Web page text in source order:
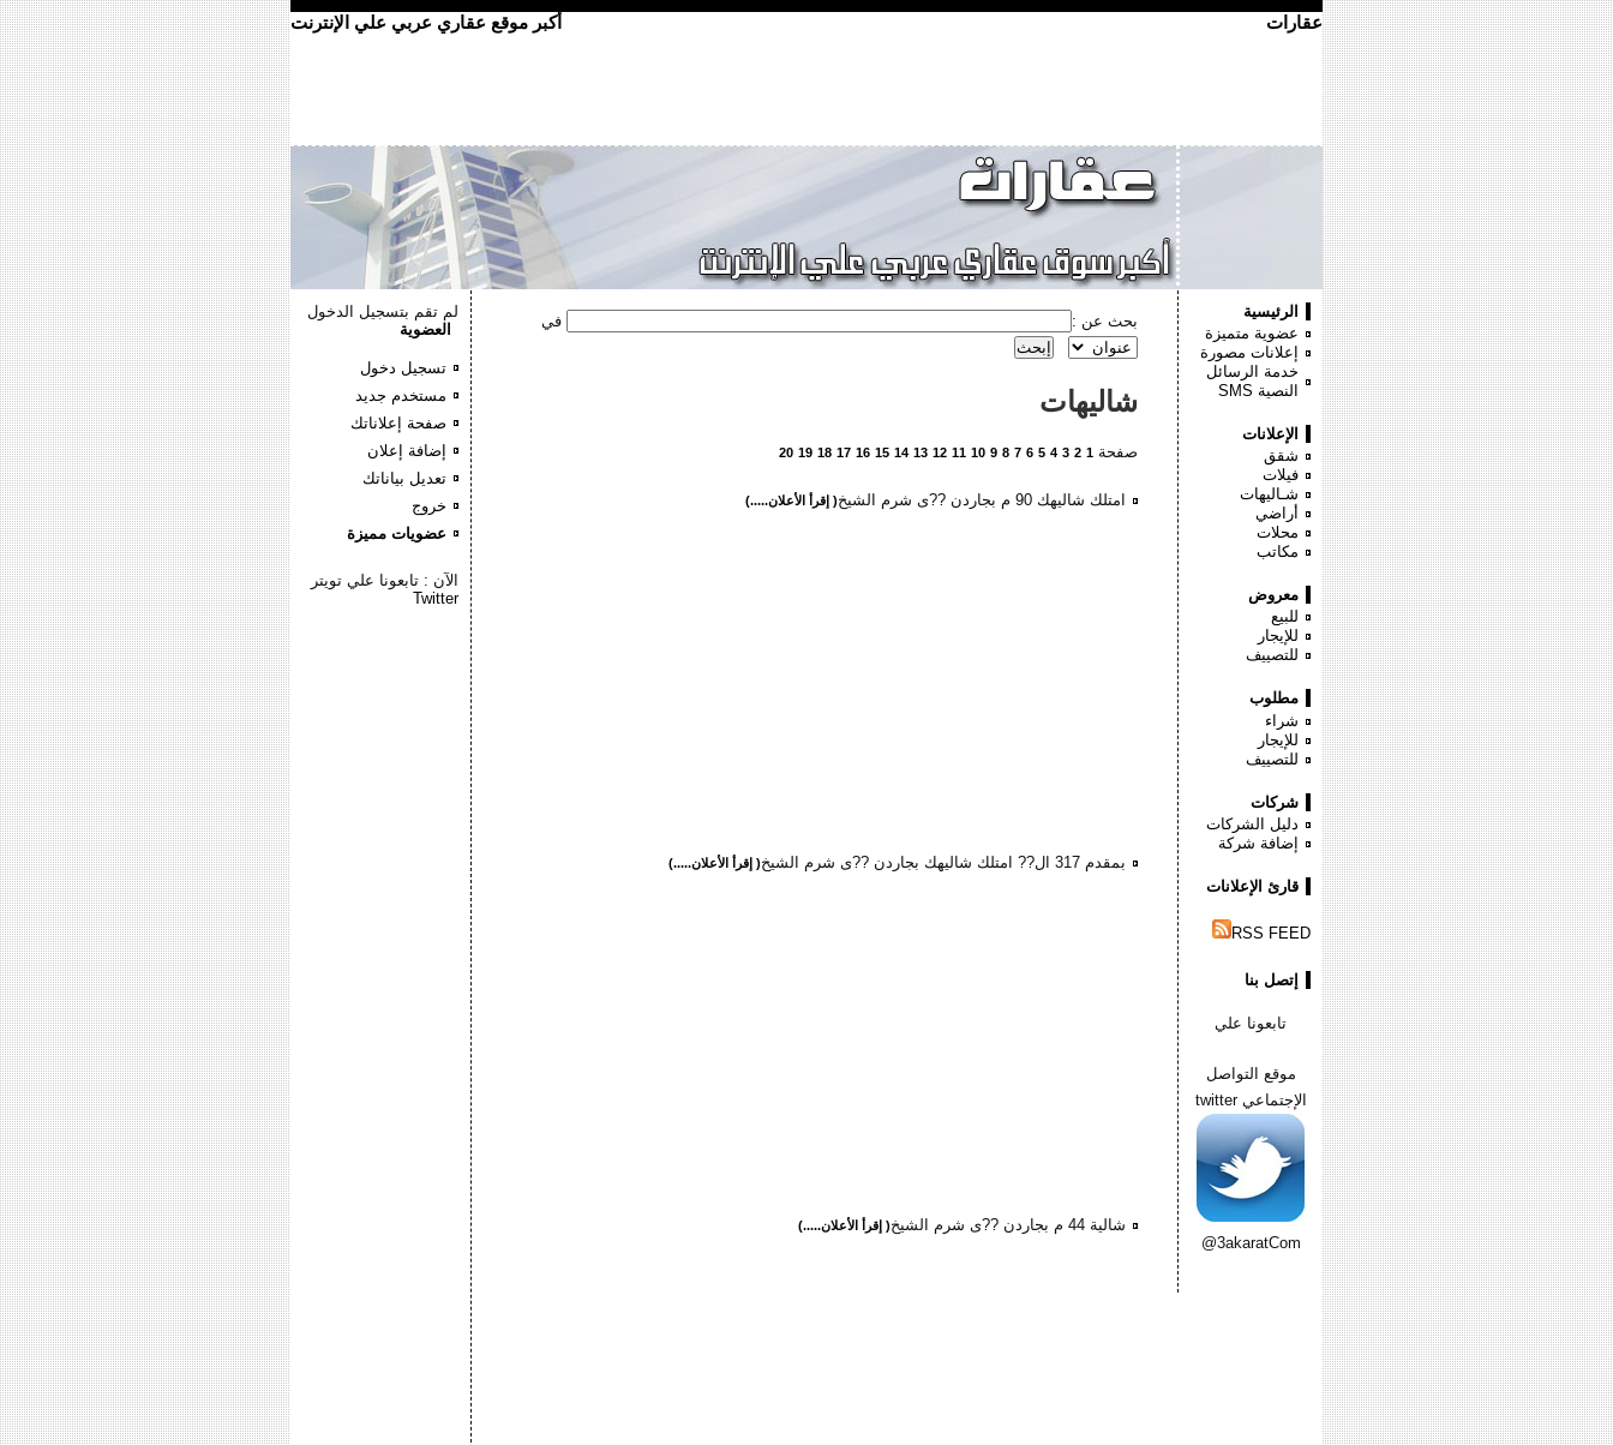
عقارات أكبر موقع عقاري عربي علي الإنترنت
لم تقم بتسجيل الدخول
العضوية
تسجيل دخول
مستخدم جديد
صفحة إعلاناتك
إضافة إعلان
تعديل بياناتك
خروج
عضويات مميزة
الآن : تابعونا علي تويتر
Twitter
بحث عن : في
شاليهات
صفحة 1
2
3
4
5
6
7
8
9
10
11
12
13
14
15
16
17
18
19
20
امتلك شاليهك 90 م بجاردن ??ى شرم الشيخ ( إقرأ الأعلان.....)
بمقدم 317 ال?? امتلك شاليهك بجاردن ??ى شرم الشيخ ( إقرأ الأعلان.....)
شالية 44 م بجاردن ??ى شرم الشيخ ( إقرأ الأعلان.....)
الرئيسية
عضوية متميزة
إعلانات مصورة
خدمة الرسائل
النصية SMS
الإعلانات
شقق
فيلات
شـاليهات
أراضي
محلات
مكاتب
معروض
للبيع
للإيجار
للتصييف
مطلوب
شراء
للإيجار
للتصييف
شركات
دليل الشركات
إضافة شركة
قارئ الإعلانات
RSS FEED
إتصل بنا
تابعونا علي
موقع التواصل
الإجتماعي twitter
@3akaratCom